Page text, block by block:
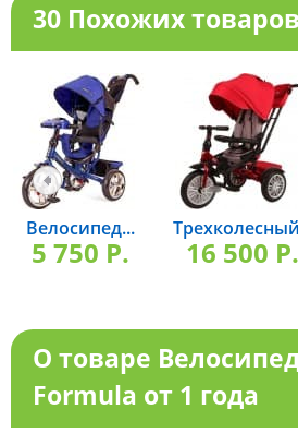
30 Похожих
Велосипед...
5 750 P. 16 500 P.
О товаре
Formula от 1 года